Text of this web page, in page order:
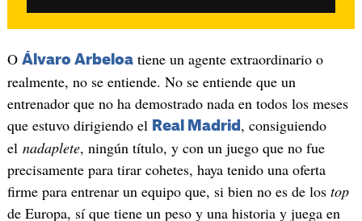
O Álvaro Arbeloatiene un agente extraordinario o
realmente, no se entiende. No se entiende que un
entrenador que no ha demostrado nada en todos los meses
que estuvo dirigiendo el Real Madrid , consiguiendo
el nadaplete, ningún título, y con un juego que no fue
precisamente para tirar cohetes, haya tenido una oferta
firme para entrenar un equipo que, si bien no es de los top
de Europa, sí que tiene un peso y una historia y juega en